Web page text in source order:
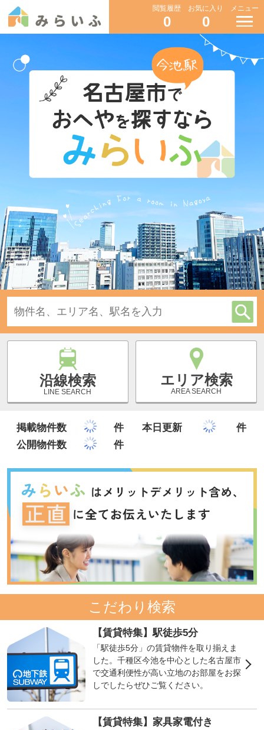
閲覧履歴
0
お気に入り
0
メニュー
沿線検索
LINE SEARCH
エリア検索
AREA SEARCH
掲載物件数 件 本日更新
件
公開物件数
件
こだわり検索
【賃貸特集】駅徒歩5分
「駅徒歩5分」の賃貸物件を取り揃えま
した。千種区今池を中心とした名古屋市
で交通利便性が高い立地のお部屋をお探
しでしたらぜひご覧ください。
【賃貸特集】家具家電付き